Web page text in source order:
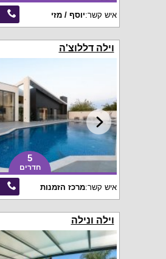
איש קשר:יוסף / מזי
וילה דללוצ'ה
5
חדרים
איש קשר:מרכז הזמנות
וילה ונילה